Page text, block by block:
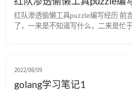
红队渗透偷懒工具puzzle编写经历 前
了，一来是不知道写什么，二来是忙
是go作为一个原生语言，快是它的特
成的安全项目可以白嫖。 所以我并不标
2022/08/09
golang学习笔记1